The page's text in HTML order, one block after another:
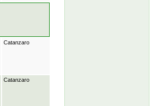
Catanzaro
Catanzaro